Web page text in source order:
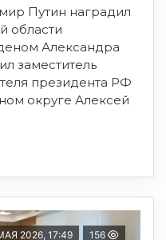
Путин наградил
области
Александра
заместитель
президента РФ
округе Алексей
2026, 17:49 156